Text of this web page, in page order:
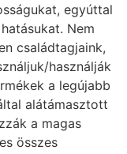
egyúttal
Nem
családtagjaink,
használják
a legújabb
alátámasztott
a magas
összes